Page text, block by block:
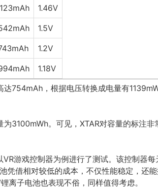
1.46V
1.5V
1.2V
1.18V
754mAh，根据电压转换成电量有
3100mWh。可见，XTAR对容量的标注非
游戏控制器为例进行了测试。该控制器
凭借相对较低的成本，不仅性能稳定，还
离子电池也表现不俗，同样值得考虑。